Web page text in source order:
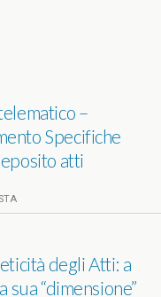
–
Specifiche
atti
degli Atti: a
sua “dimensione”